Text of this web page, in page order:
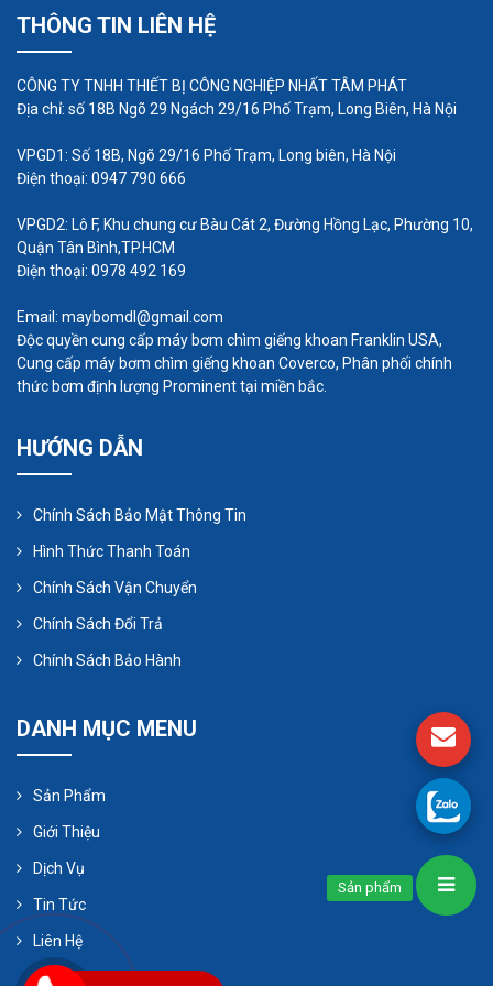
đặc tính của nước thải.
bơm tiếp xúc trực tiếp với các chất ăn mòn.
Thường xuyên kiểm tra, bảo dưỡng máy bơm
để phát hiện và khắc phục kịp thời các hư
hỏng.
Dưới đây là một số biện pháp cụ thể để bảo
vệ máy bơm chìm nước thải khỏi bị ăn mòn:
Sử dụng máy bơm có chất liệu chống ăn mòn
như inox, nhựa tổng hợp,...
Lắp đặt lưới lọc rác trước ống hút máy bơm
để ngăn chặn rác thải xâm nhập vào máy
Định kỳ vệ sinh máy bơm để loại bỏ các cặn
Sử dụng hóa chất chống ăn mòn cho máy
bơm.
ăn mòn là rất cần thiết để đảm bảo máy bơm
hoạt động hiệu quả và bền bỉ.
THÔNG TIN LIÊN HỆ
CÔNG TY TNHH THIẾT BỊ CÔNG NGHIỆP NHẤT TÂM PHÁT
Địa chỉ: số 18B Ngõ 29 Ngách 29/16 Phố Trạm, Long Biên, Hà Nội
VPGD1: Số 18B, Ngõ 29/16 Phố Trạm, Long biên, Hà Nội
Điện thoại: 0947 790 666
VPGD2: Lô F, Khu chung cư Bàu Cát 2, Đường Hồng Lạc, Phường 10,
Quận Tân Bình,TP.HCM
Điện thoại: 0978 492 169
Email: maybomdl@gmail.com
Độc quyền cung cấp máy bơm chìm giếng khoan Franklin USA,
Cung cấp máy bơm chìm giếng khoan Coverco, Phân phối chính
thức bơm định lượng Prominent tại miền bắc.
HƯỚNG DẪN
Chính Sách Bảo Mật Thông Tin
Hình Thức Thanh Toán
Chính Sách Vận Chuyển
Chính Sách Đổi Trả
Chính Sách Bảo Hành
DANH MỤC MENU
Sản Phẩm
Giới Thiệu
Dịch Vụ
Tin Tức
Liên Hệ
Sản phẩm